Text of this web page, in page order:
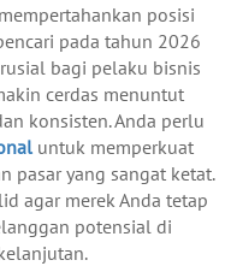
posisi
pada tahun 2026
bagi pelaku bisnis
cerdas menuntut
konsisten. Anda perlu
untuk memperkuat
pasar yang sangat ketat.
agar merek Anda tetap
potensial di